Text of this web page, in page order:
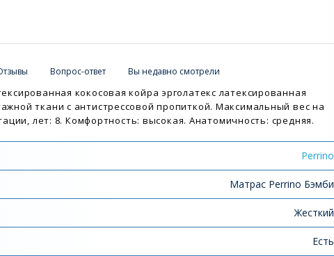
Вопрос-ответ Вы недавно смотрели
кокосовая койра эрголатекс латексированная
ткани с антистрессовой пропиткой. Максимальный вес на
лет: 8. Комфортность: высокая. Анатомичность: средняя.
Perrino
Матрас Perrino Бэмби
Жесткий
Есть